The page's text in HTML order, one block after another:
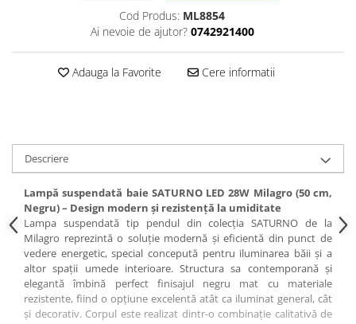
Cod Produs: ML8854
Ai nevoie de ajutor? 0742921400
Adauga la Favorite Cere informatii
Descriere
Lampă suspendată baie SATURNO LED 28W Milagro (50 cm,
Negru) – Design modern și rezistență la umiditate
Lampa suspendată tip pendul din colecția SATURNO de la
Milagro reprezintă o soluție modernă și eficientă din punct de
vedere energetic, special concepută pentru iluminarea băii și a
altor spații umede interioare. Structura sa contemporană și
elegantă îmbină perfect finisajul negru mat cu materiale
rezistente, fiind o opțiune excelentă atât ca iluminat general, cât
și decorativ. Corpul este realizat dintr-o combinație calitativă de